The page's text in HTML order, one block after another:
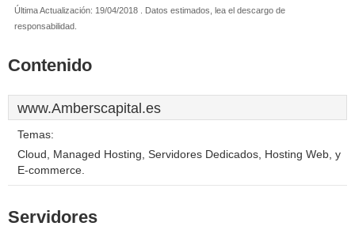
Última Actualización: 19/04/2018 . Datos estimados, lea el descargo de
responsabilidad.
Contenido
www.Amberscapital.es
Temas:
Cloud, Managed Hosting, Servidores Dedicados, Hosting Web, y
E-commerce.
Servidores